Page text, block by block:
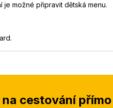
je možné připravit dětská menu.
cestování